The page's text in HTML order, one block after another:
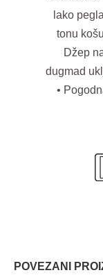
lako
tonu
Džep
dugmad
•
POVEZANI